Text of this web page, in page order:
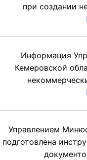
при создании
Информация
Кемеровской
Управлением
подготовлена